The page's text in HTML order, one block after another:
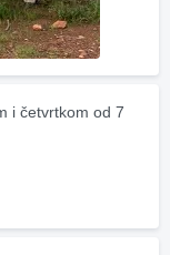
i četvrtkom od 7